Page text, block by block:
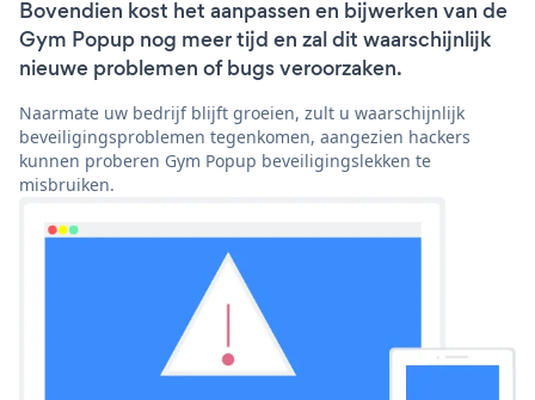
Bovendien kost het aanpassen en bijwerken van de
Gym Popup nog meer tijd en zal dit waarschijnlijk
nieuwe problemen of bugs veroorzaken.
Naarmate uw bedrijf blijft groeien, zult u waarschijnlijk
beveiligingsproblemen tegenkomen, aangezien hackers
kunnen proberen Gym Popup beveiligingslekken te
misbruiken.